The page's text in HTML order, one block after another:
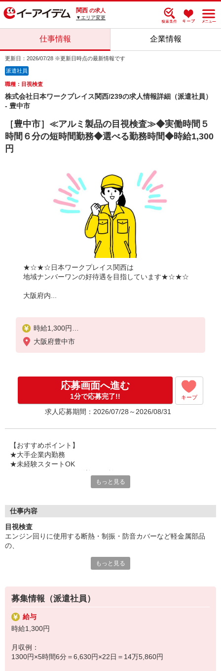
関西 の求人
▼エリア変更
仕事情報 企業情報
更新日：2026/07/28 ※更新日時点の最新情報です
派遣社員
職種：目視検査
株式会社日本ワークプレイス関西/239の求人情報詳細（派遣社員）
- 豊中市
［豊中市］≪アルミ製品の目視検査≫◆実働時間５
時間６分の短時間勤務◆選べる勤務時間◆時給1,300
円
★☆★☆日本ワークプレイス関西は
地域ナンバーワンの好待遇を目指しています★☆★☆
大阪府内...
時給1,300円
月収例：
フルタイムの場合＞
1300円×7時間54分＝10,270円×22日＝22万5,940円
別途 交通費全額支給
大阪府豊中市
応募画面へ進む
1分で応募完了!! キープ
求人応募期間：2026/07/28～2026/08/31
【おすすめポイント】
★大手企業内勤務
★未経験スタートOK
気になることやご質問はお問い合わせだけも大歓迎☆彡
もっと見る
仕事内容
目視検査
エンジン回りに使用する断熱・制振・防音カバーなど軽金属部品
の、
プレス加工後の目視検査をお願いします。
す。
空いた時間にはマシンオペレーター業務もお願いします。
もっと見る
募集情報（派遣社員）
給与
時給1,300円
月収例：
1300円×5時間6分＝6,630円×22日＝14万5,860円